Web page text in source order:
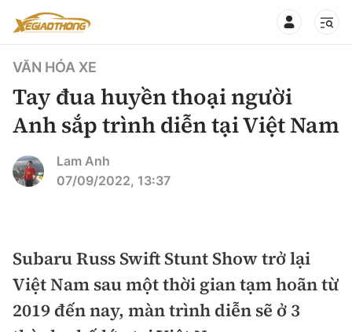
360° xe
Hạ tầng phương tiện
Góc nhìn
Xe du lịch
Xe chuyên dụng
Đánh giá xe
Đánh giá xe mới
VĂN HÓA XE
Tay đua huyền thoại người
Anh sắp trình diễn tại Việt Nam
Lam Anh
07/09/2022, 13:37
Subaru Russ Swift Stunt Show trở lại
Việt Nam sau một thời gian tạm hoãn từ
2019 đến nay, màn trình diễn sẽ ở 3